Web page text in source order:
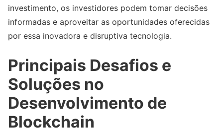
investimento, os investidores podem tomar decisões
informadas e aproveitar as oportunidades oferecidas
por essa inovadora e disruptiva tecnologia.
Principais Desafios e
Soluções no
Desenvolvimento de
Blockchain